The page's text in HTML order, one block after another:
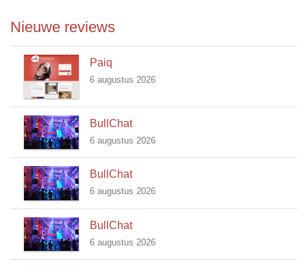
Nieuwe reviews
Paiq
6 augustus 2026
BullChat
6 augustus 2026
BullChat
6 augustus 2026
BullChat
6 augustus 2026